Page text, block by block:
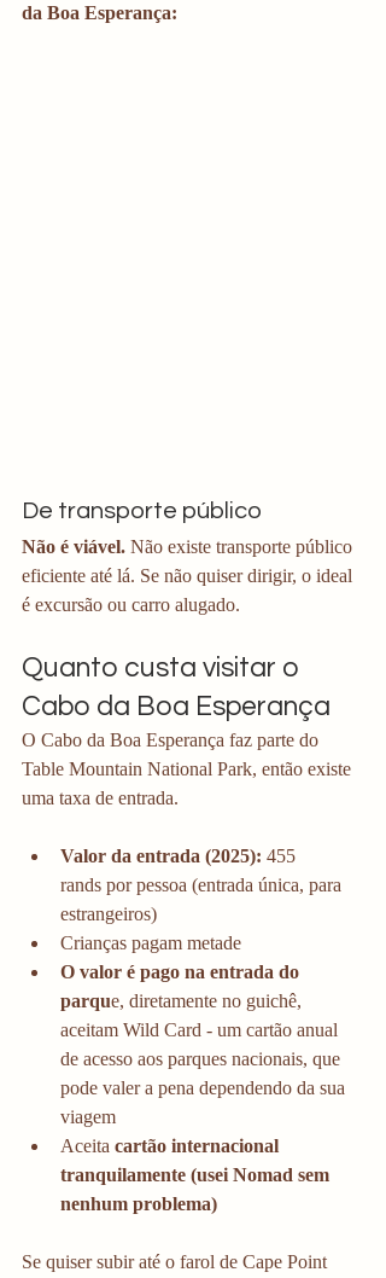
da Boa Esperança:
De transporte público
Não é viável. Não existe transporte público
eficiente até lá. Se não quiser dirigir, o ideal
é excursão ou carro alugado.
Quanto custa visitar o
Cabo da Boa Esperança
O Cabo da Boa Esperança faz parte do
Table Mountain National Park, então existe
uma taxa de entrada.
Valor da entrada (2025): 455
rands por pessoa (entrada única, para
estrangeiros)
Crianças pagam metade
O valor é pago na entrada do
parque, diretamente no guichê,
aceitam Wild Card - um cartão anual
de acesso aos parques nacionais, que
pode valer a pena dependendo da sua
viagem
Aceita cartão internacional
tranquilamente (usei Nomad sem
nenhum problema)
Se quiser subir até o farol de Cape Point